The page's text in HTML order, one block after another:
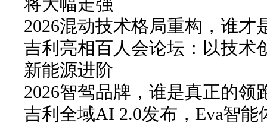
将大幅走强
2026混动技术格局重构，谁才
吉利亮相百人会论坛：以技术
新能源进阶
2026智驾品牌，谁是真正的领
吉利全域AI 2.0发布，Eva智